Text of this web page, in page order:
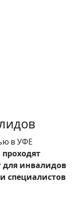
для инвалидов
специалистов